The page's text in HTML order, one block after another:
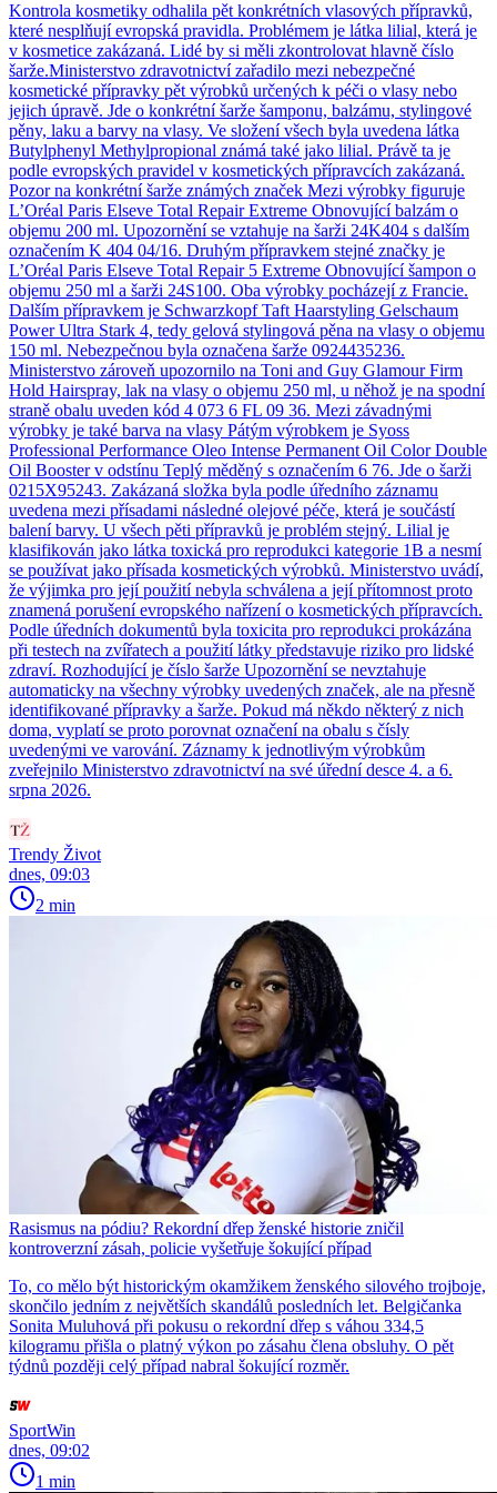
Kontrola kosmetiky odhalila pět konkrétních vlasových přípravků,
které nesplňují evropská pravidla. Problémem je látka lilial, která je
v kosmetice zakázaná. Lidé by si měli zkontrolovat hlavně číslo
šarže.Ministerstvo zdravotnictví zařadilo mezi nebezpečné
kosmetické přípravky pět výrobků určených k péči o vlasy nebo
jejich úpravě. Jde o konkrétní šarže šamponu, balzámu, stylingové
pěny, laku a barvy na vlasy. Ve složení všech byla uvedena látka
Butylphenyl Methylpropional známá také jako lilial. Právě ta je
podle evropských pravidel v kosmetických přípravcích zakázaná.
Pozor na konkrétní šarže známých značek Mezi výrobky figuruje
L’Oréal Paris Elseve Total Repair Extreme Obnovující balzám o
objemu 200 ml. Upozornění se vztahuje na šarži 24K404 s dalším
označením K 404 04/16. Druhým přípravkem stejné značky je
L’Oréal Paris Elseve Total Repair 5 Extreme Obnovující šampon o
objemu 250 ml a šarži 24S100. Oba výrobky pocházejí z Francie.
Dalším přípravkem je Schwarzkopf Taft Haarstyling Gelschaum
Power Ultra Stark 4, tedy gelová stylingová pěna na vlasy o objemu
150 ml. Nebezpečnou byla označena šarže 0924435236.
Ministerstvo zároveň upozornilo na Toni and Guy Glamour Firm
Hold Hairspray, lak na vlasy o objemu 250 ml, u něhož je na spodní
straně obalu uveden kód 4 073 6 FL 09 36. Mezi závadnými
výrobky je také barva na vlasy Pátým výrobkem je Syoss
Professional Performance Oleo Intense Permanent Oil Color Double
Oil Booster v odstínu Teplý měděný s označením 6 76. Jde o šarži
0215X95243. Zakázaná složka byla podle úředního záznamu
uvedena mezi přísadami následné olejové péče, která je součástí
balení barvy. U všech pěti přípravků je problém stejný. Lilial je
klasifikován jako látka toxická pro reprodukci kategorie 1B a nesmí
se používat jako přísada kosmetických výrobků. Ministerstvo uvádí,
že výjimka pro její použití nebyla schválena a její přítomnost proto
znamená porušení evropského nařízení o kosmetických přípravcích.
Podle úředních dokumentů byla toxicita pro reprodukci prokázána
při testech na zvířatech a použití látky představuje riziko pro lidské
zdraví. Rozhodující je číslo šarže Upozornění se nevztahuje
automaticky na všechny výrobky uvedených značek, ale na přesně
identifikované přípravky a šarže. Pokud má někdo některý z nich
doma, vyplatí se proto porovnat označení na obalu s čísly
uvedenými ve varování. Záznamy k jednotlivým výrobkům
zveřejnilo Ministerstvo zdravotnictví na své úřední desce 4. a 6.
srpna 2026.
Trendy Život
dnes, 09:03
2 min
Rasismus na pódiu? Rekordní dřep ženské historie zničil
kontroverzní zásah, policie vyšetřuje šokující případ
To, co mělo být historickým okamžikem ženského silového trojboje,
skončilo jedním z největších skandálů posledních let. Belgičanka
Sonita Muluhová při pokusu o rekordní dřep s váhou 334,5
kilogramu přišla o platný výkon po zásahu člena obsluhy. O pět
týdnů později celý případ nabral šokující rozměr.
SportWin
dnes, 09:02
1 min